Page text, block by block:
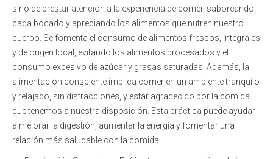
sino de prestar atención a la experiencia de comer, saboreando
cada bocado y apreciando los alimentos que nutren nuestro
cuerpo. Se fomenta el consumo de alimentos frescos, integrales
y de origen local, evitando los alimentos procesados y el
consumo excesivo de azúcar y grasas saturadas. Además, la
alimentación consciente implica comer en un ambiente tranquilo
y relajado, sin distracciones, y estar agradecido por la comida
que tenemos a nuestra disposición. Esta práctica puede ayudar
a mejorar la digestión, aumentar la energía y fomentar una
relación más saludable con la comida.